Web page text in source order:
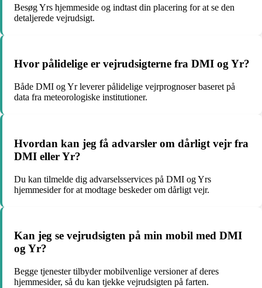
Besøg Yrs hjemmeside og indtast din placering for at se den
detaljerede vejrudsigt.
Hvor pålidelige er vejrudsigterne fra DMI og Yr?
Både DMI og Yr leverer pålidelige vejrprognoser baseret på
data fra meteorologiske institutioner.
Hvordan kan jeg få advarsler om dårligt vejr fra
DMI eller Yr?
Du kan tilmelde dig advarselsservices på DMI og Yrs
hjemmesider for at modtage beskeder om dårligt vejr.
Kan jeg se vejrudsigten på min mobil med DMI
og Yr?
Begge tjenester tilbyder mobilvenlige versioner af deres
hjemmesider, så du kan tjekke vejrudsigten på farten.